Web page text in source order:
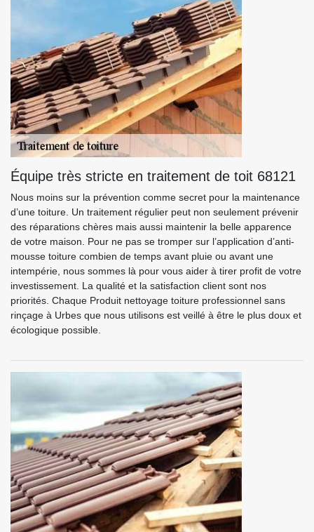
Équipe très stricte en traitement de toit 68121
Nous moins sur la prévention comme secret pour la maintenance
d’une toiture. Un traitement régulier peut non seulement prévenir
des réparations chères mais aussi maintenir la belle apparence
de votre maison. Pour ne pas se tromper sur l’application d’anti-
mousse toiture combien de temps avant pluie ou avant une
intempérie, nous sommes là pour vous aider à tirer profit de votre
investissement. La qualité et la satisfaction client sont nos
priorités. Chaque Produit nettoyage toiture professionnel sans
rinçage à Urbes que nous utilisons est veillé à être le plus doux et
écologique possible.